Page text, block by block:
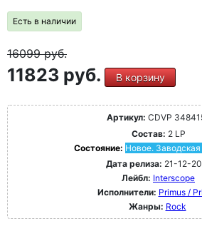
Есть в наличии
16099руб.
11823 руб. В корзину
Артикул: CDVP
Состав: 2 LP
Состояние: Новое. Заводская
Дата релиза: 21-12-
Лейбл: Interscope
Исполнители: Primus /
Жанры: Rock